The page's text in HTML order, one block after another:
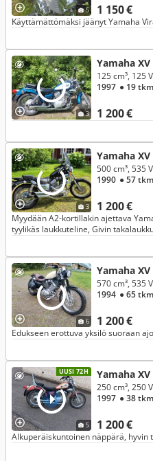
5 1 150 €
Käyttämättömäksi jäänyt Yamaha
3
Yamaha XV
1 200 €
125 cm³, 125
1997 ● 19 tkm
3
Yamaha XV
1 200 €
500 cm³, 535
1990 ● 57 tkm
Myydään A2-kortillakin ajettava
tyylikäs laukkuteline, Givin
6
Yamaha XV
1 200 €
570 cm³, 535
1994 ● 65 tkm
Edukseen erottuva yksilö suoraan
UUSI 72H
5
Yamaha XV
1 200 €
250 cm³, 250
1997 ● 38 tkm
Alkuperäiskuntoinen näppärä, hyvin